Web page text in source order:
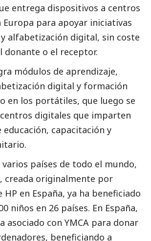
entrega dispositivos a centros
Europa para apoyar iniciativas
alfabetización digital, sin coste
donante o el receptor.
módulos de aprendizaje,
digital y formación
en los portátiles, que luego se
digitales que imparten
educación, capacitación y
países de todo el mundo,
creada originalmente por
en España, ya ha beneficiado
niños en 26 países. En España,
asociado con YMCA para donar
beneficiando a